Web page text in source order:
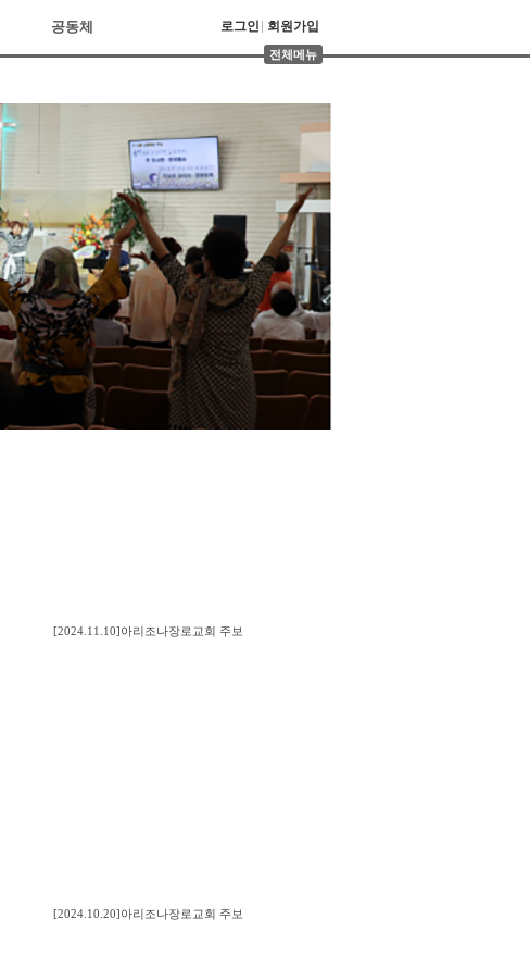
공동체 로그인 회원가입
전체메뉴
[2024.11.10]아리조나장로교회 주보
[2024.10.20]아리조나장로교회 주보